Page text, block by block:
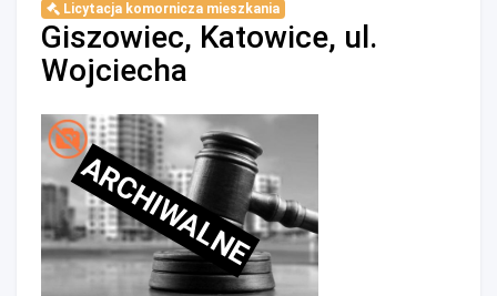
Licytacja komornicza mieszkania
Giszowiec, Katowice, ul.
Wojciecha
ARCHIWALNE